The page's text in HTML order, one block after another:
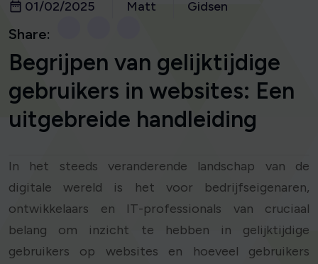
01/02/2025 Matt Gidsen
Share:
Begrijpen van gelijktijdige
gebruikers in websites: Een
uitgebreide handleiding
In het steeds veranderende landschap van de
digitale wereld is het voor bedrijfseigenaren,
ontwikkelaars en IT-professionals van cruciaal
belang om inzicht te hebben in gelijktijdige
gebruikers op websites en hoeveel gebruikers